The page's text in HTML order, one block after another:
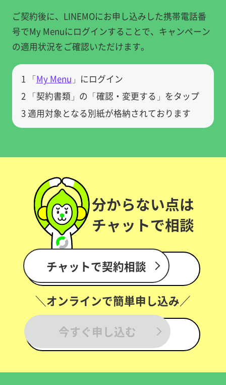
ご契約後に、LINEMOにお申し込みした携帯電話番
号でMy Menuにログインすることで、キャンペーン
の適用状況をご確認いただけます。
1 「My Menu 」にログイン
2 「契約書類」の「確認・変更する」をタップ
3 適用対象となる別紙が格納されております
分からない点は
チャットで相談
チャットで契約相談
＼オンラインで簡単申し込み／
今すぐ申し込む